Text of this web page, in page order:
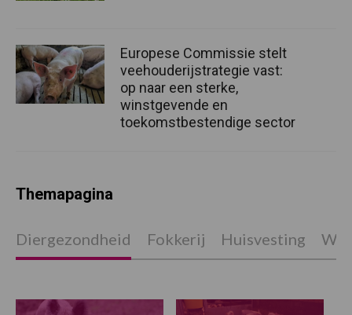
Europese Commissie stelt
veehouderijstrategie vast:
op naar een sterke,
winstgevende en
toekomstbestendige sector
Themapagina
Diergezondheid Fokkerij Huisvesting